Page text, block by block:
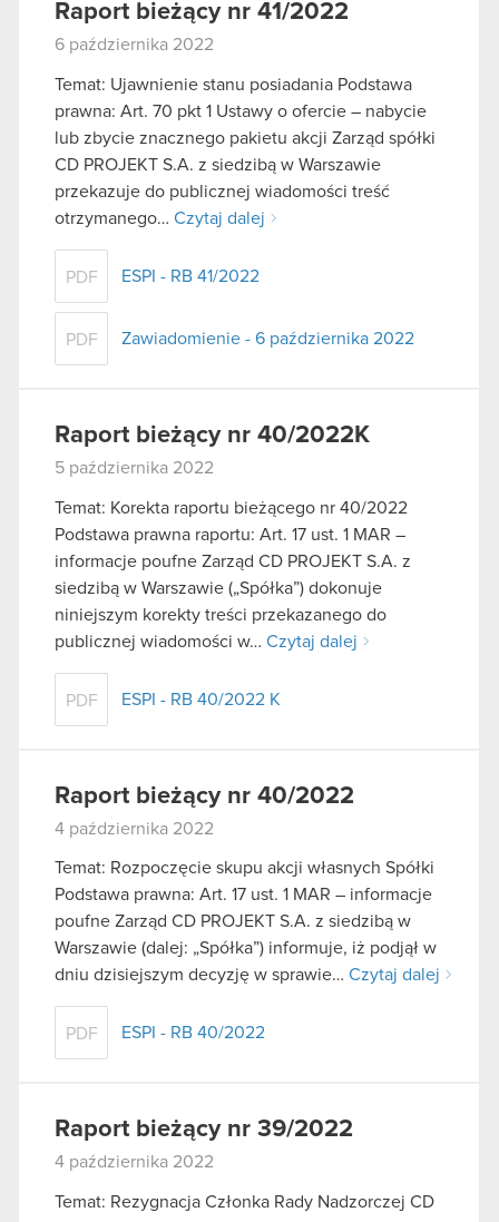
Raport bieżący nr 41/2022
6 października 2022
Temat: Ujawnienie stanu posiadania Podstawa
prawna: Art. 70 pkt 1 Ustawy o ofercie – nabycie
lub zbycie znacznego pakietu akcji Zarząd spółki
CD PROJEKT S.A. z siedzibą w Warszawie
przekazuje do publicznej wiadomości treść
otrzymanego… Czytaj dalej
PDF ESPI - RB 41/2022
PDF Zawiadomienie - 6 października 2022
Raport bieżący nr 40/2022K
5 października 2022
Temat: Korekta raportu bieżącego nr 40/2022
Podstawa prawna raportu: Art. 17 ust. 1 MAR –
informacje poufne Zarząd CD PROJEKT S.A. z
siedzibą w Warszawie („Spółka”) dokonuje
niniejszym korekty treści przekazanego do
publicznej wiadomości w… Czytaj dalej
PDF ESPI - RB 40/2022 K
Raport bieżący nr 40/2022
4 października 2022
Temat: Rozpoczęcie skupu akcji własnych Spółki
Podstawa prawna: Art. 17 ust. 1 MAR – informacje
poufne Zarząd CD PROJEKT S.A. z siedzibą w
Warszawie (dalej: „Spółka”) informuje, iż podjął w
dniu dzisiejszym decyzję w sprawie… Czytaj dalej
PDF ESPI - RB 40/2022
Raport bieżący nr 39/2022
4 października 2022
Temat: Rezygnacja Członka Rady Nadzorczej CD